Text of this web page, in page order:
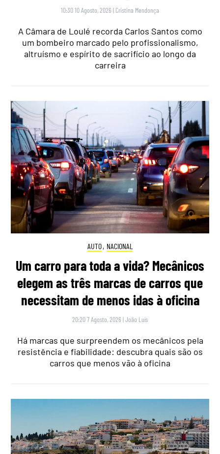
10:30 10 Agosto, 2026 | Cristina Mendonça
A Câmara de Loulé recorda Carlos Santos como
um bombeiro marcado pelo profissionalismo,
altruísmo e espírito de sacrifício ao longo da
carreira
AUTO, NACIONAL
Um carro para toda a vida? Mecânicos
elegem as três marcas de carros que
necessitam de menos idas à oficina
20:20 7 Agosto, 2026 |João Luís
Há marcas que surpreendem os mecânicos pela
resistência e fiabilidade: descubra quais são os
carros que menos vão à oficina